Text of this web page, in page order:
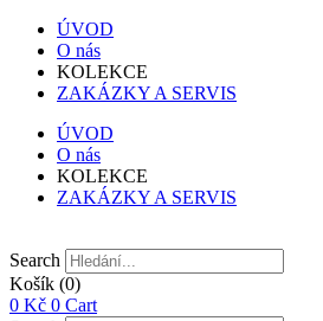
ÚVOD
O nás
KOLEKCE
ZAKÁZKY A SERVIS
ÚVOD
O nás
KOLEKCE
ZAKÁZKY A SERVIS
Search
Košík (0)
0 Kč 0 Cart